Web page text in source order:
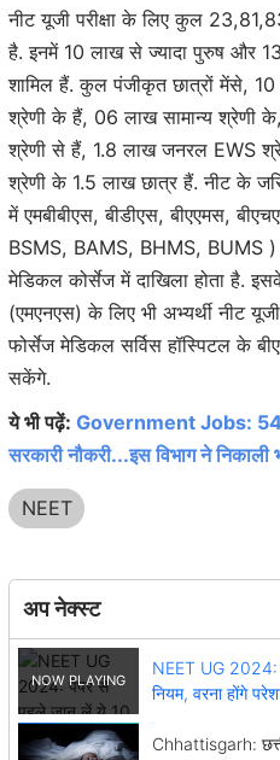
नीट यूजी परीक्षा के लिए कुल
है. इनमें 10 लाख से ज्यादा पुरुष और 13
शामिल हैं. कुल पंजीकृत छात्रों मेंसे,
श्रेणी के हैं, 06 लाख सामान्य श्रेणी
श्रेणी से हैं, 1.8 लाख जनरल EWS
श्रेणी के 1.5 लाख छात्र हैं. नीट के
में एमबीबीएस, बीडीएस, बीएएमस,
BSMS, BAMS, BHMS, BUMS )
मेडिकल कोर्सेज में दाखिला होता है.
(एमएनएस) के लिए भी अभ्यर्थी नीट यूजी
फोर्सेज मेडिकल सर्विस हॉस्पिटल के
सकेंगे.
ये भी पढ़ें: Government Jobs:
सरकारी नौकरी...इस विभाग ने निकाली
NEET
अप नेक्स्ट
NEET UG 2024:
नियम, वरना होंगे
Chhattisgarh: